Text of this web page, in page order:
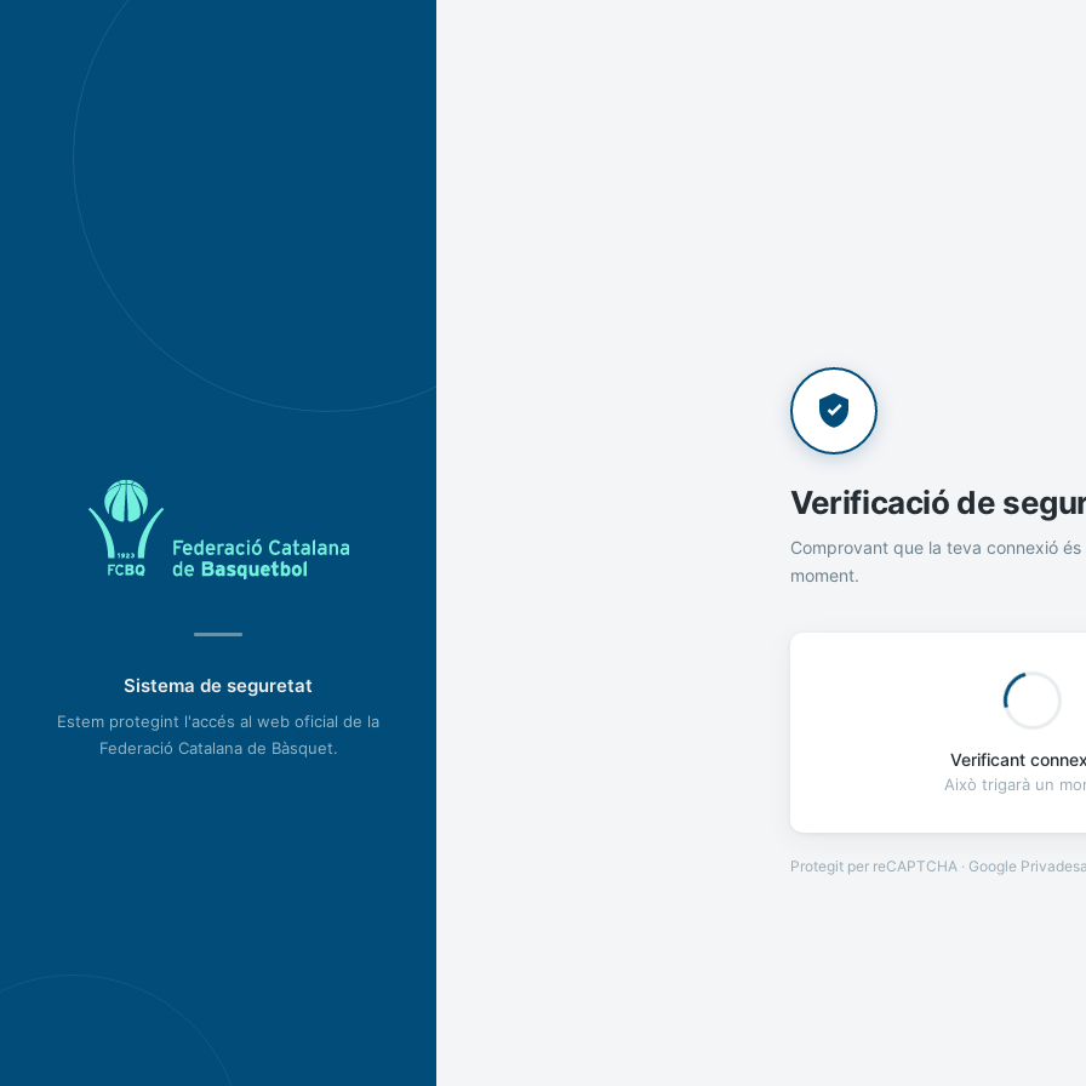
Sistema de seguretat
Estem protegint l'accés al web oficial de la
Federació Catalana de Bàsquet.
Verificació de
Comprovant que la teva connexió és
moment.
Verificant
Això trigarà un
Protegit per reCAPTCHA · Google Privadesa